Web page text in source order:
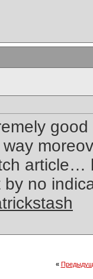
no
«